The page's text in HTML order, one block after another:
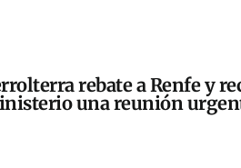
rebate a Renfe y
una reunión